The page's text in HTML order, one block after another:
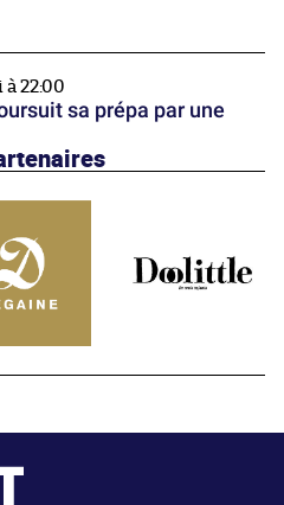
22:00
sa prépa par une